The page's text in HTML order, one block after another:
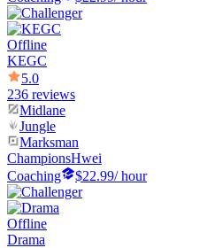
Offline
KEGC
5.0
236 reviews
Midlane
Jungle
Marksman
ChampionsHwei
Coaching
$22.99/ hour
Offline
Drama